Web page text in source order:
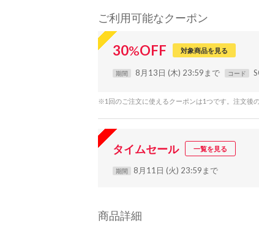
ご利用可能なクーポン
30%OFF 対象商品を見る
期間 8月13日 (木) 23:59まで コード
※1回のご注文に使えるクーポンは1つです。注文後
タイムセール 一覧を見る
期間 8月11日 (火) 23:59まで
商品詳細